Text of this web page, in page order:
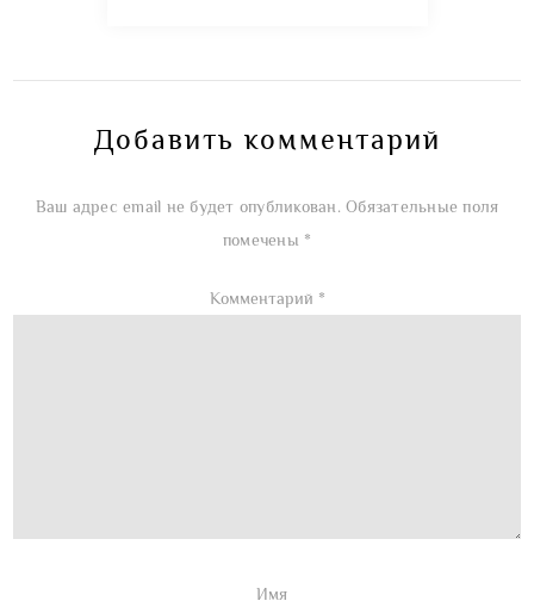
Добавить комментарий
Ваш адрес email не будет опубликован. Обязательные поля
помечены *
Комментарий *
Имя